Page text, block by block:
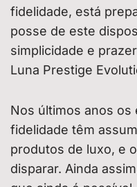
fidelidade, está
posse de este
simplicidade e
Luna Prestige
Nos últimos anos os
fidelidade têm
produtos de luxo, e
disparar. Ainda